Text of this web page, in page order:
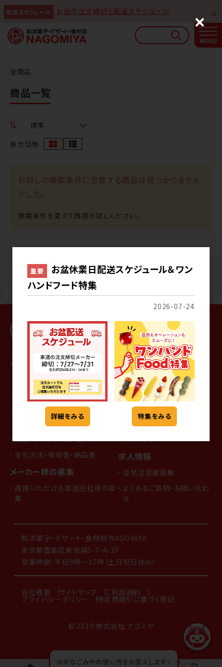
配送スケジュール お盆の注文締切と配送スケジュール
全商品
商品一覧
表示切替
お探しの検索条件に合致する商品は見つかりません
でした。
ご利用ガイド
はじめての方へ
会員登録
通常の注文手順
サンプルの注文手順
配送・リードタイム・送料
支払方法・領収書・納品書
メーカー様の募集
提携いただける製造会社様の募
集
商品を探す
カテゴリから探す
メーカーから探す
特集一覧
記事一覧
ランキング
求人情報
受発注営業募集
よくあるご質問・お問い合わ
せ
和洋菓子・デザート・食材卸 NAGOMIYA
東京都豊島区東池袋5-7-4-2F
営業時間：平日9時～17時（土日祝日休み）
会社概要 サイトマップ ご利用規約
プライバシーポリシー 特定商取引に基づく表記
© 2019 株式会社 ナゴミヤ
なごみやAIガイド
AIがなごみやの使い方をお答えします
AIがなごみやの使い方をお答えします
重要
お盆休業日配送スケジュール＆ワン
ハンドフード特集
2026-07-24
詳細をみる 特集をみる
C
l
o